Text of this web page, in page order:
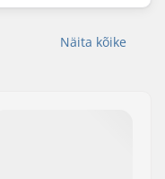
Näita kõike